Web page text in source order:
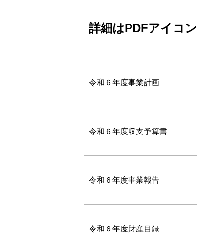
詳細はPDFアイコ
令和６年度事業計画
令和６年度収支予算書
令和６年度事業報告
令和６年度財産目録